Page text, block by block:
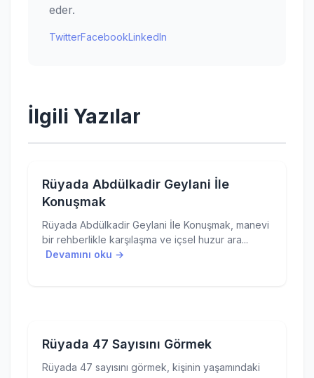
eder.
TwitterFacebookLinkedIn
İlgili Yazılar
Rüyada Abdülkadir Geylani İle
Konuşmak
Rüyada Abdülkadir Geylani İle Konuşmak, manevi
bir rehberlikle karşılaşma ve içsel huzur ara...
Devamını oku →
Rüyada 47 Sayısını Görmek
Rüyada 47 sayısını görmek, kişinin yaşamındaki